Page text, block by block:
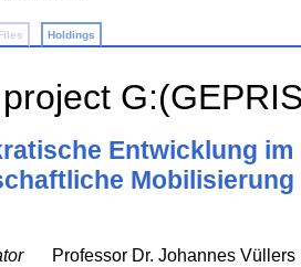
Holdings
Entwicklung
Mobilisierung
Professor Dr. Johannes Vüllers